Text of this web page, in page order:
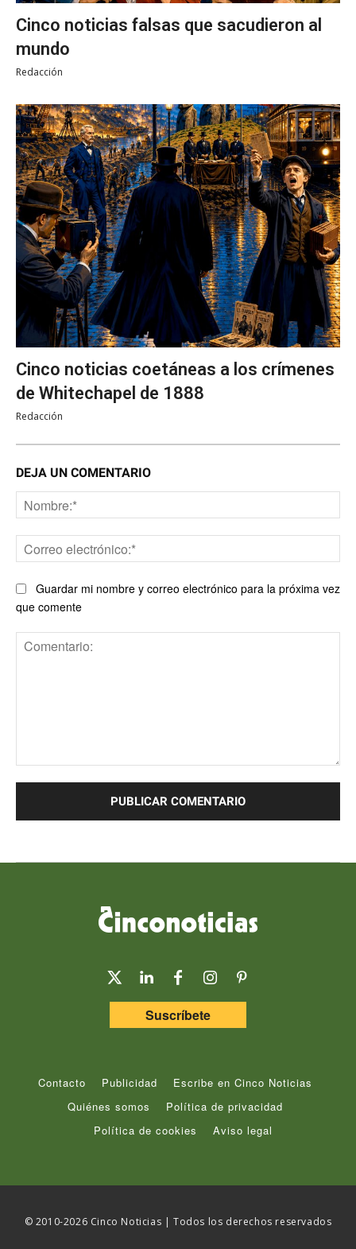
Cinco noticias falsas que sacudieron al
mundo
Redacción
Cinco noticias coetáneas a los crímenes
de Whitechapel de 1888
Redacción
DEJA UN COMENTARIO
Guardar mi nombre y correo electrónico para la próxima vez
que comente
Suscríbete
Contacto Publicidad
Escribe en Cinco Noticias
Quiénes somos
Política de privacidad
Política de cookies
Aviso legal
© 2010-2026 Cinco Noticias | Todos los derechos reservados